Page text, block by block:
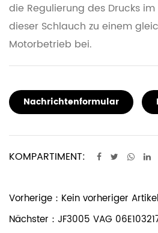
die Regulierung des Drucks
dieser Schlauch zu einem
Motorbetrieb bei.
Nachrichtenformular
KOMPARTIMENT:
Vorherige：Kein vorheriger Artikel
Nächster：JF3005 VAG